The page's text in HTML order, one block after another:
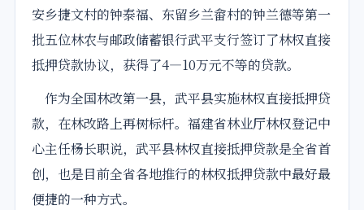
安乡捷文村的钟泰福、东留乡兰畲村的钟兰德等第一
批五位林农与邮政储蓄银行武平支行签订了林权直接
抵押贷款协议，获得了4—10万元不等的贷款。
作为全国林改第一县，武平县实施林权直接抵押贷
款，在林改路上再树标杆。福建省林业厅林权登记中
心主任杨长职说，武平县林权直接抵押贷款是全省首
创，也是目前全省各地推行的林权抵押贷款中最好最
便捷的一种方式。